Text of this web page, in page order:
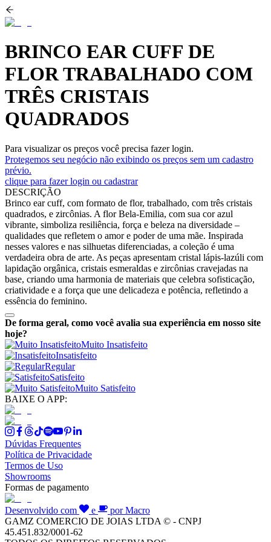
BRINCO EAR CUFF DE
FLOR TRABALHADO COM
TRÊS CRISTAIS
QUADRADOS
Para visualizar os preços você precisa fazer login.
Protegemos seu negócio não exibindo os preços sem um cadastro
prévio.
clique para fazer login ou cadastrar
DESCRIÇÃO
Brinco ear cuff, com formato de flor, trabalhado, com três cristais
quadrados, e zircônias. A flor Bela-Emilia, com sua cor azul
vibrante, simboliza resiliência, força e beleza na diversidade –
qualidades que refletem o amor e poder de uma mãe. Inspirada
nesses valores e nas silhuetas diferenciadas, a coleção é uma
verdadeira obra de arte. As peças apresentam cristal lápis-lazúli com
lapidação orgânica, cristais esmeraldas e zircônias cravejadas na
base, criando uma harmonia de materiais que celebra sofisticação,
criatividade e a força que une delicadeza e potência, refletindo a
essência do feminino.
De forma geral, como você avalia sua experiência em nosso site
hoje?
Muito Insatisfeito
Insatisfeito
Regular
Satisfeito
Muito Satisfeito
BAIXE O APP:
Dúvidas Frequentes
Política de Privacidade
Termos de Uso
Showrooms
Formas de pagamento
Desenvolvido com e
por Macro
GAMZ COMERCIO DE JOIAS LTDA © - CNPJ
45.451.832/0001-62